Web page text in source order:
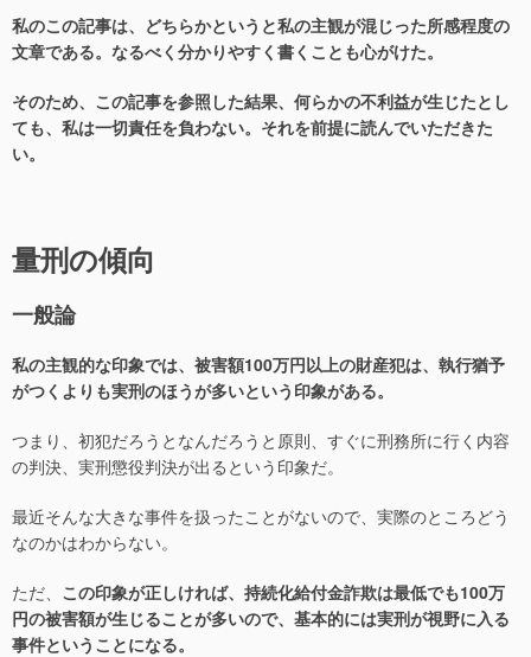
私のこの記事は、どちらかというと私の主観が混じった所感程度の
文章である。なるべく分かりやすく書くことも心がけた。
そのため、この記事を参照した結果、何らかの不利益が生じたとし
ても、私は一切責任を負わない。それを前提に読んでいただきた
い。
量刑の傾向
一般論
私の主観的な印象では、被害額100万円以上の財産犯は、執行猶予
がつくよりも実刑のほうが多いという印象がある。
つまり、初犯だろうとなんだろうと原則、すぐに刑務所に行く内容
の判決、実刑懲役判決が出るという印象だ。
最近そんな大きな事件を扱ったことがないので、実際のところどう
なのかはわからない。
ただ、 この印象が正しければ、持続化給付金詐欺は最低でも100万
円の被害額が生じることが多いので、基本的には実刑が視野に入る
事件ということになる。